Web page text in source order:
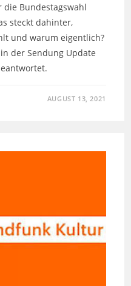
die Bundestagswahl
steckt dahinter,
und warum eigentlich?
der Sendung Update
AUGUST 13, 2021